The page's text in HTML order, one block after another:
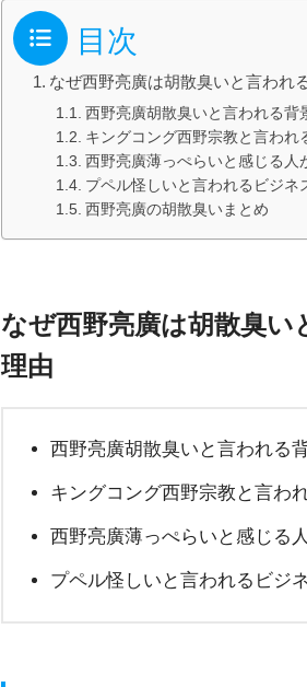
目次
なぜ西野亮廣は胡散臭いと言われ
西野亮廣胡散臭いと言われる背
キングコング西野宗教と言われ
西野亮廣薄っぺらいと感じる人
プペル怪しいと言われるビジネ
西野亮廣の胡散臭いまとめ
なぜ西野亮廣は胡散臭
理由
西野亮廣胡散臭いと言われる
キングコング西野宗教と言わ
西野亮廣薄っぺらいと感じる
プペル怪しいと言われるビジ